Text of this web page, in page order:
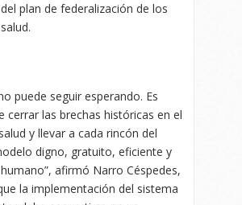
plan de federalización de los
puede seguir esperando. Es
cerrar las brechas históricas en el
y llevar a cada rincón del
digno, gratuito, eficiente y
afirmó Narro Céspedes,
la implementación del sistema